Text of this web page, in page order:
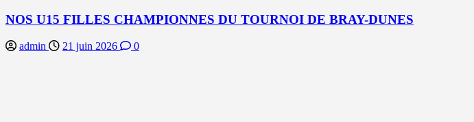
NOS U15 FILLES CHAMPIONNES DU TOURNOI DE BRAY-DUNES
admin 21 juin 2026 0